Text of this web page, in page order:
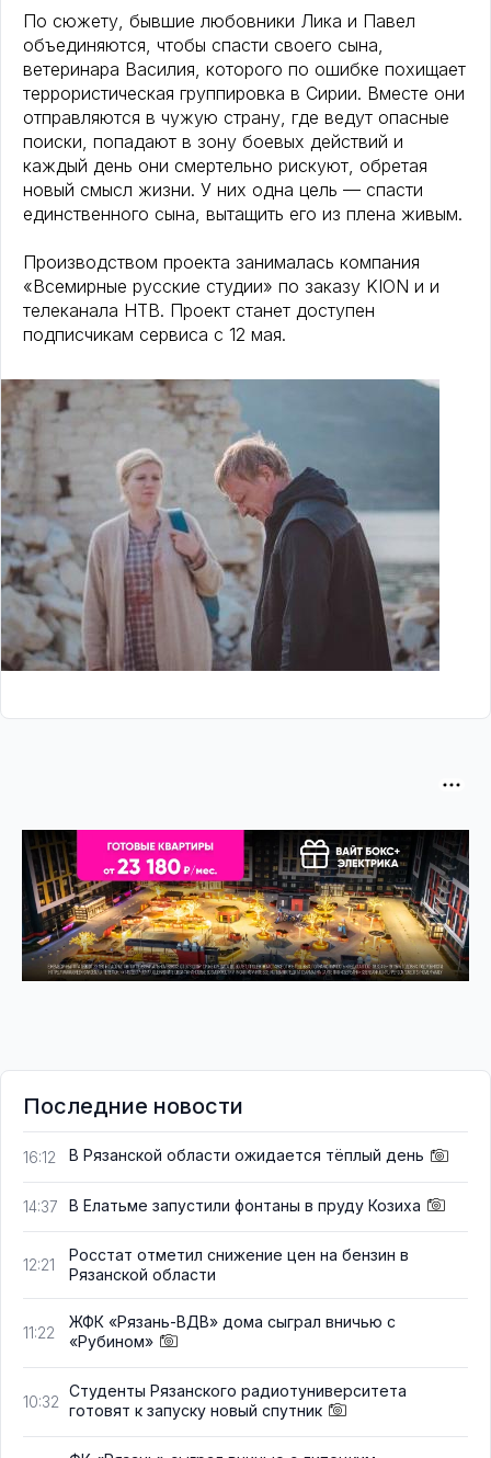
По сюжету, бывшие любовники Лика и Павел
объединяются, чтобы спасти своего сына,
ветеринара Василия, которого по ошибке похищает
террористическая группировка в Сирии. Вместе они
отправляются в чужую страну, где ведут опасные
поиски, попадают в зону боевых действий и
каждый день они смертельно рискуют, обретая
новый смысл жизни. У них одна цель — спасти
единственного сына, вытащить его из плена живым.
Производством проекта занималась компания
«Всемирные русские студии» по заказу KION и и
телеканала НТВ. Проект станет доступен
подписчикам сервиса с 12 мая.
Последние новости
16:12 В Рязанской области ожидается тёплый день
14:37 В Елатьме запустили фонтаны в пруду Козиха
12:21
Росстат отметил снижение цен на бензин в
Рязанской области
11:22
ЖФК «Рязань-ВДВ» дома сыграл вничью с
«Рубином»
10:32
Студенты Рязанского радиотуниверситета
готовят к запуску новый спутник